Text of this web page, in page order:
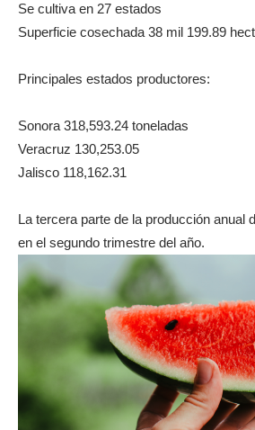
Se cultiva en 27 estados
Superficie cosechada 38 mil 199.89
Principales estados productores:
Sonora 318,593.24 toneladas
Veracruz 130,253.05
Jalisco 118,162.31
La tercera parte de la producción anual
en el segundo trimestre del año.